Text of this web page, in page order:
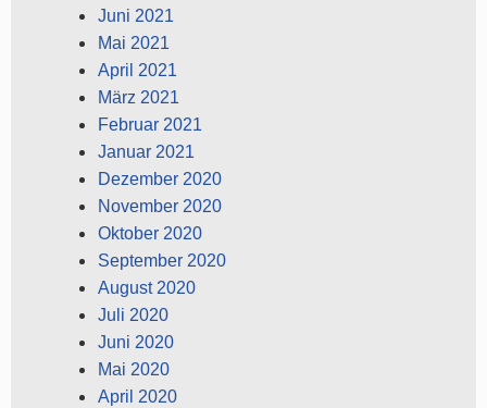
Juni 2021
Mai 2021
April 2021
März 2021
Februar 2021
Januar 2021
Dezember 2020
November 2020
Oktober 2020
September 2020
August 2020
Juli 2020
Juni 2020
Mai 2020
April 2020